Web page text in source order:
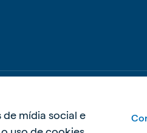
mídia social e